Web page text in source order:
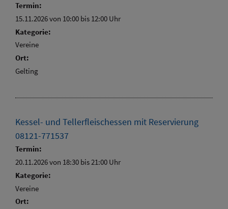
Termin:
15.11.2026 von 10:00 bis 12:00 Uhr
Kategorie:
Vereine
Ort:
Gelting
Kessel- und Tellerfleischessen mit Reservierung
08121-771537
Termin:
20.11.2026 von 18:30 bis 21:00 Uhr
Kategorie:
Vereine
Ort: